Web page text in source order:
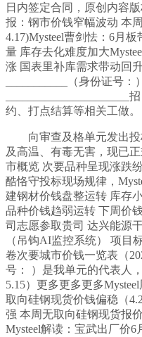
日内签定合同，原创内容
报：钢市价钱窄幅波动 本
4.17)Mysteel曹剑怯：6月
量 库存去化难度加大
涨 国表里补库需求带动回
___________（身份证号
约、打点结算等相关工做。
向审查及格单元发出投
及高温、有毒无害，现已
市概览 次要品种呈现涨跌
酷恪守投标现场规律，
建钢材价钱盘整运转 库存
品种价钱趋弱运转 下周价
司志愿参取贵司 达兴能源
（吊钩AI监控系统） 项目
卷次要城市价钱一览表（
号： ）是我单元的代表人
5.15）更多更多更多
取向硅钢现货价钱偏稳（
强 本周无取向硅钢现货报
Mysteel解读：宝武出厂价